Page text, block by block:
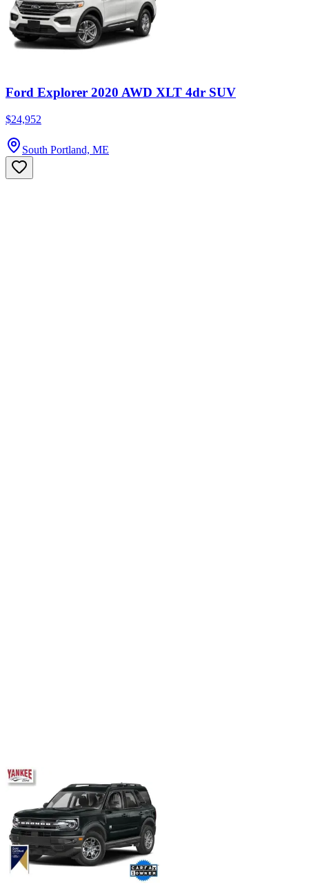
Ford Explorer 2020 AWD XLT 4dr SUV
$24,952
South Portland, ME